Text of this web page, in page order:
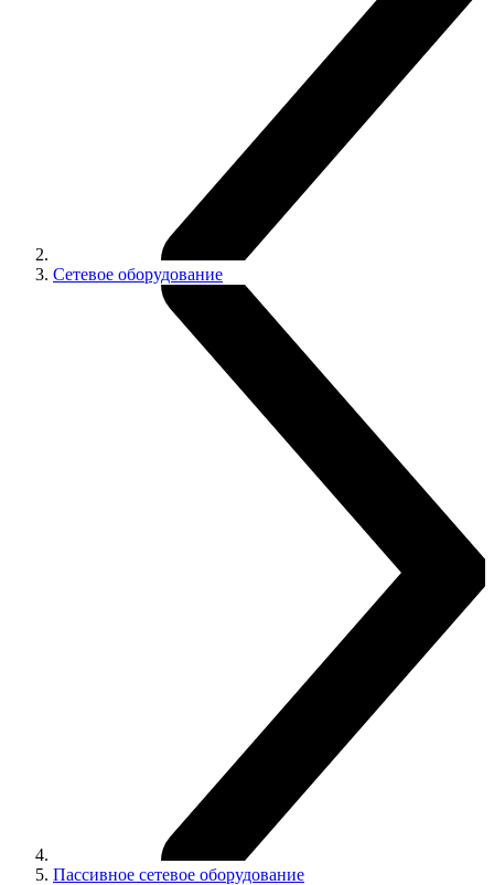
Сетевое оборудование
Пассивное сетевое оборудование